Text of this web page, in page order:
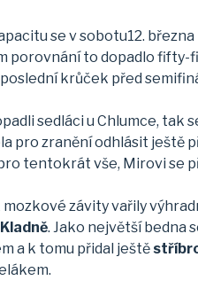
se v sobotu12. března
porovnání to dopadlo
krůček před
sedláci u Chlumce, tak
pro zranění odhlásit ještě
tentokrát vše, Mirovi se
mozkové závity vařily
. Jako největší bedna
a k tomu přidal ještě